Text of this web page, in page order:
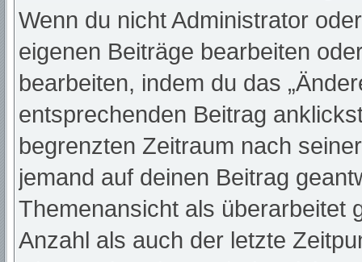
Wenn du nicht Administrator
eigenen Beiträge bearbeiten
bearbeiten, indem du das
entsprechenden Beitrag
begrenzten Zeitraum nach
jemand auf deinen Beitrag
Themenansicht als überarbeitet
Anzahl als auch der letzte